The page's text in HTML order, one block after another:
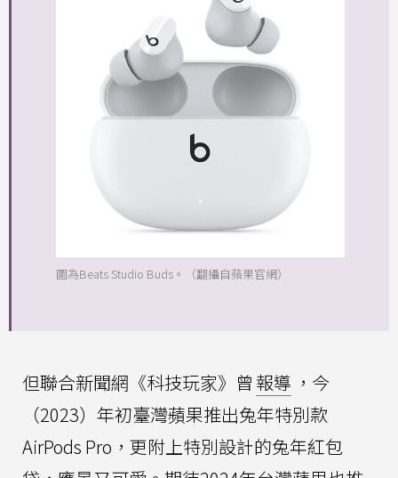
圖為Beats Studio Buds。（翻攝自蘋果官網）
但聯合新聞網《科技玩家》曾 報導 ，今
（2023）年初臺灣蘋果推出兔年特別款
AirPods Pro，更附上特別設計的兔年紅包